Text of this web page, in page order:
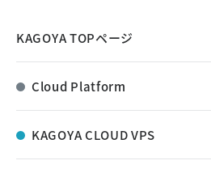
KAGOYA TOPページ
Cloud Platform
KAGOYA CLOUD VPS